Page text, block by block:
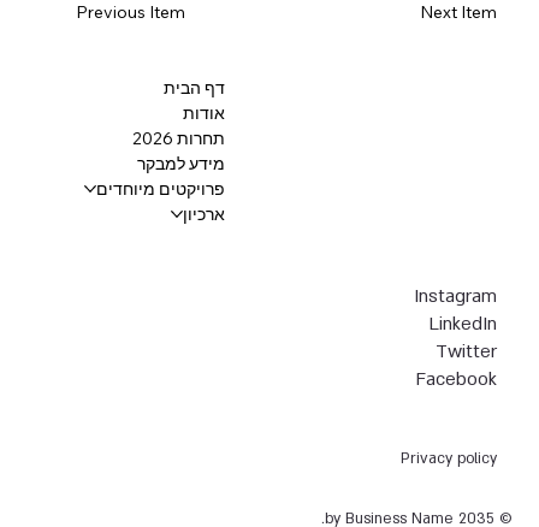
Next Item
Previous Item
Privacy policy
© 2035 by Business Name.
Instagram
LinkedIn
Twitter
Facebook
דף הבית
אודות
תחרות 2026
מידע למבקר
פרויקטים מיוחדים
ארכיון